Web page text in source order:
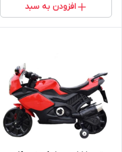
افزودن به سبد